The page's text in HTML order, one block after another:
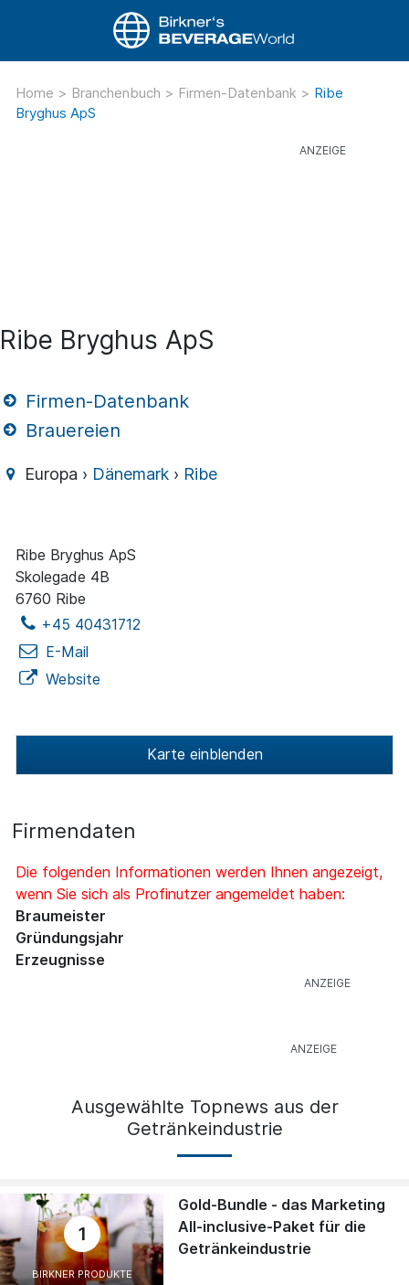
Home > Branchenbuch > Firmen-Datenbank > Ribe
Bryghus ApS
Ribe Bryghus ApS
Firmen-Datenbank
Brauereien
Europa › Dänemark › Ribe
Ribe Bryghus ApS
Skolegade 4B
6760 Ribe
+45 40431712
E-Mail
Website
Karte einblenden
Firmendaten
Die folgenden Informationen werden Ihnen angezeigt,
wenn Sie sich als Profinutzer angemeldet haben:
Braumeister
Gründungsjahr
Erzeugnisse
Ausgewählte Topnews aus der
Getränkeindustrie
1
BIRKNER PRODUKTE
Gold-Bundle - das Marketing
All-inclusive-Paket für die
Getränkeindustrie